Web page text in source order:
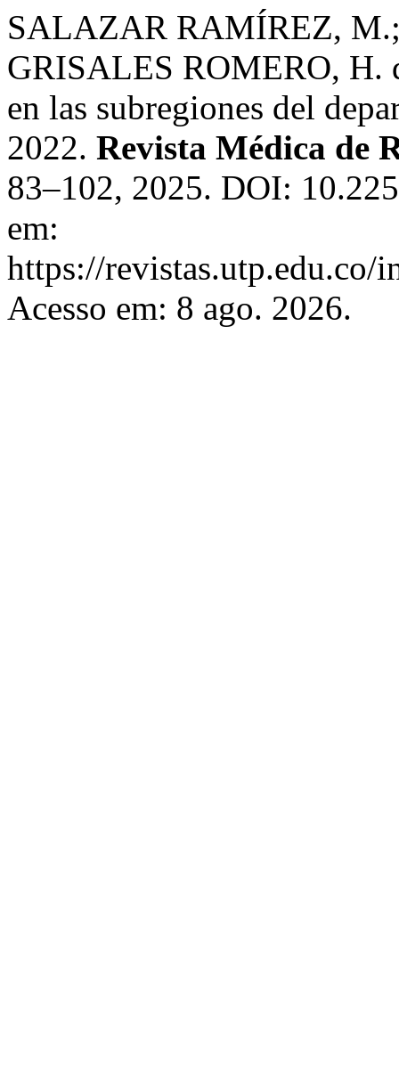
SALAZAR RAMÍREZ,
GRISALES ROMERO, H.
en las subregiones del
2022. Revista Médica de
83–102, 2025. DOI:
em:
https://revistas.utp.edu.co/
Acesso em: 8 ago. 2026.